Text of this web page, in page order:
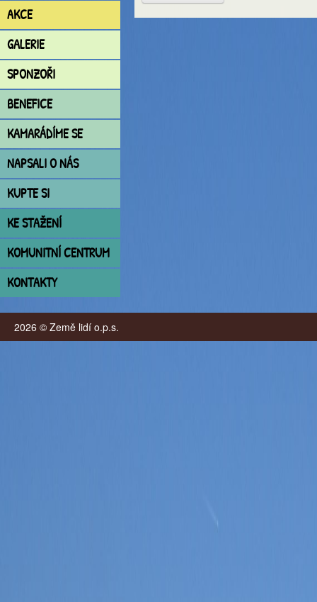
AKCE
GALERIE
SPONZOŘI
BENEFICE
KAMARÁDÍME SE
NAPSALI O NÁS
KUPTE SI
KE STAŽENÍ
KOMUNITNÍ CENTRUM
KONTAKTY
2026 © Země lidí o.p.s.